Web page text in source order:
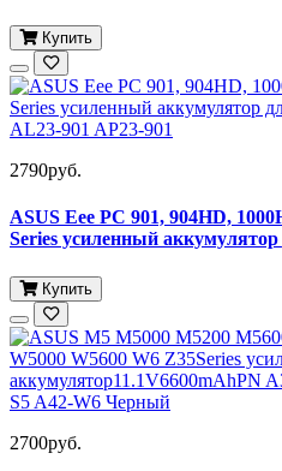
Купить
2790руб.
ASUS Eee PC 901, 904HD,
Series усиленный
Купить
2700руб.